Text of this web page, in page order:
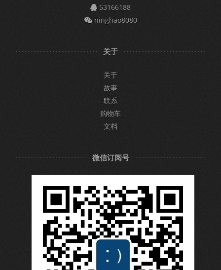
53166188
ninghao8080
关于
关于
故事
联系
购物车
文档
微信订阅号